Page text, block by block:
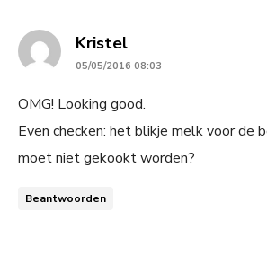
Kristelsays:
05/05/2016 08:03
OMG! Looking good.
Even checken: het blikje melk voor de
moet niet gekookt worden?
Beantwoorden